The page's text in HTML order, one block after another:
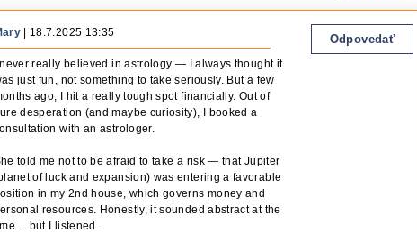
| 18.7.2025 13:35
I never really believed in astrology — I always thought it
just fun, not something to take seriously. But a few
ago, I hit a really tough spot financially. Out of
desperation (and maybe curiosity), I booked a
with an astrologer.
told me not to be afraid to take a risk — that Jupiter
of luck and expansion) was entering a favorable
in my 2nd house, which governs money and
resources. Honestly, it sounded abstract at the
but I listened.
Odpovedať